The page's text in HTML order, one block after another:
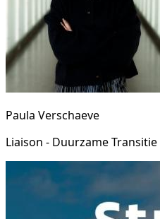
Paula Verschaeve
Liaison - Duurzame Transitie